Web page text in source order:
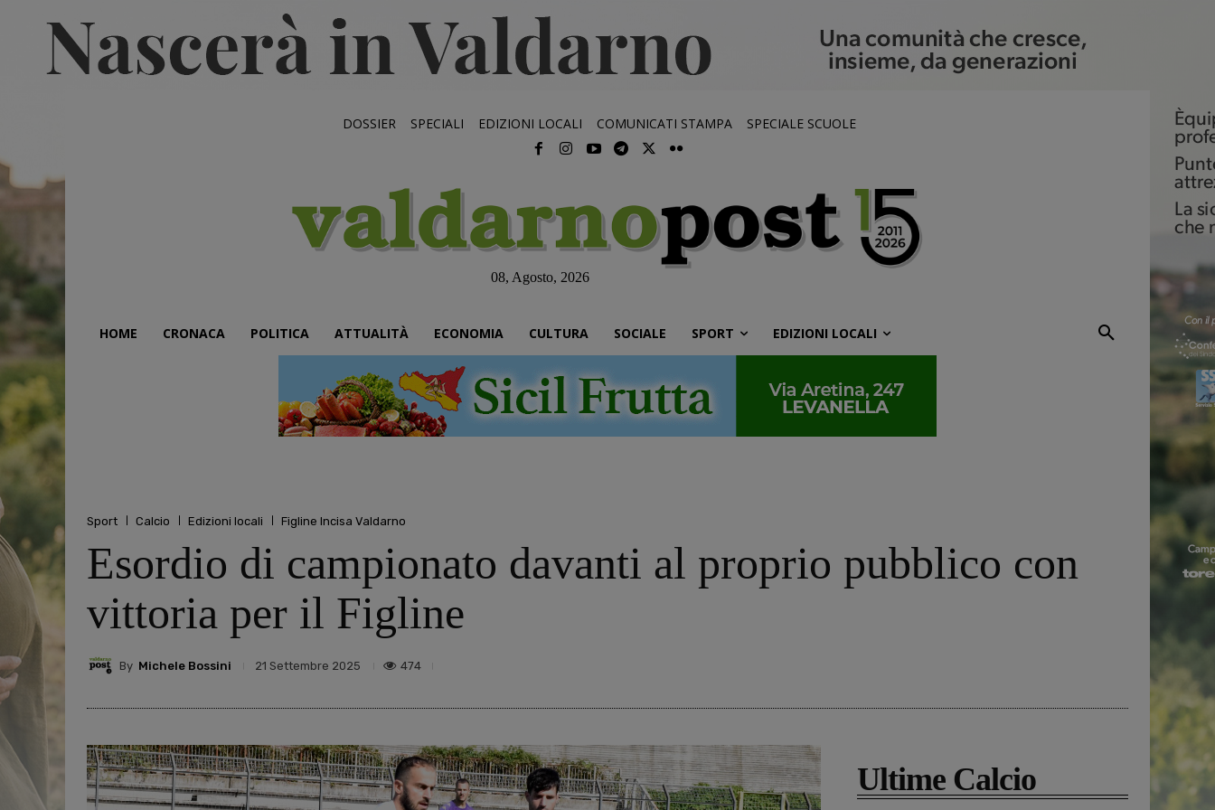
DOSSIER SPECIALI EDIZIONI LOCALI COMUNICATI STAMPA SPECIALE SCUOLE
08, Agosto, 2026
HOME CRONACA POLITICA ATTUALITÀ ECONOMIA CULTURA SOCIALE SPORT EDIZIONI LOCALI
Sport Calcio Edizioni locali Figline Incisa Valdarno
Esordio di campionato davanti al proprio pubblico con
vittoria per il Figline
By Michele Bossini 21 Settembre 2025 474
Ultime Calcio